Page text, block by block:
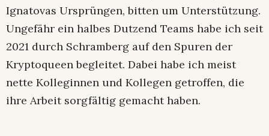
Ignatovas Ursprüngen, bitten um Unterstützung.
Ungefähr ein halbes Dutzend Teams habe ich seit
2021 durch Schramberg auf den Spuren der
Kryptoqueen begleitet. Dabei habe ich meist
nette Kolleginnen und Kollegen getroffen, die
ihre Arbeit sorgfältig gemacht haben.